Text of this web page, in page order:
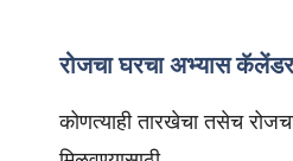
रोजचा घरचा अभ्यास कॅलेंडर
कोणत्याही तारखेचा तसेच